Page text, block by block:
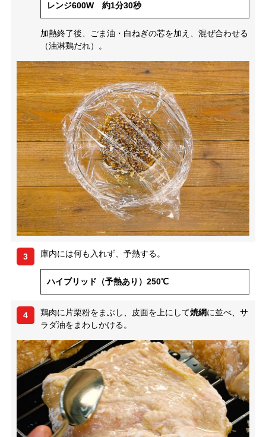
レンジ600W 約1分30秒
加熱終了後、ごま油・白ねぎの芯を加え、混ぜ合わせる
（油淋鶏だれ）。
3 庫内には何も入れず、予熱する。
ハイブリッド（予熱あり）250℃
4 鶏肉に片栗粉をまぶし、皮面を上にして焼網に並べ、サ
ラダ油をまわしかける。